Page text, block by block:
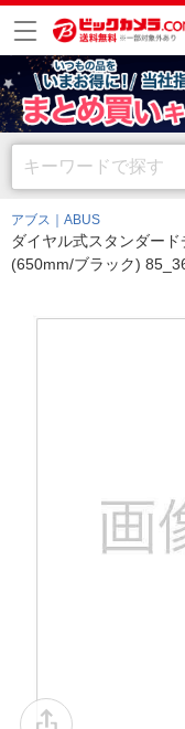
アブス｜ABUS
ダイヤル式スタンダー
(650mm/ブラック)